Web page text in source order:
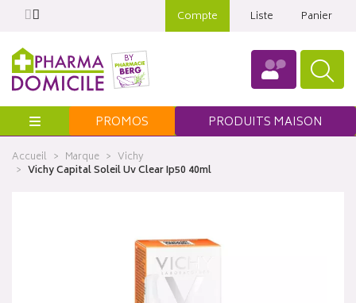
Compte Liste Panier
Menu PROMOS PRODUITS MAISON
Accueil Marque
Vichy
Vichy Capital Soleil Uv Clear Ip50 40ml